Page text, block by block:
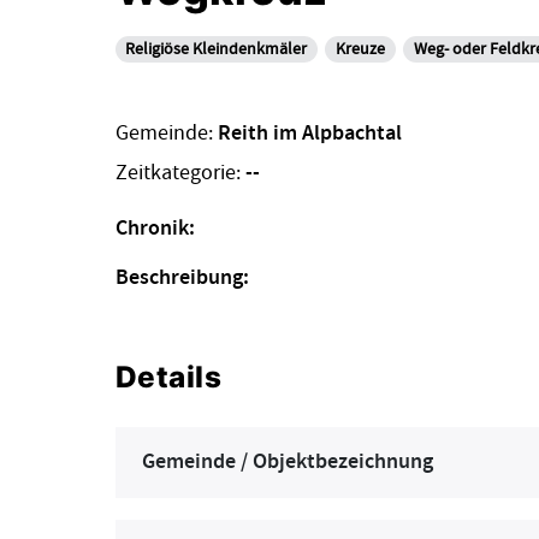
Religiöse Kleindenkmäler Kreuze Weg- oder
Gemeinde: Reith im Alpbachtal
Zeitkategorie:--
Chronik:
Beschreibung:
Details
Gemeinde / Objektbezeichnung